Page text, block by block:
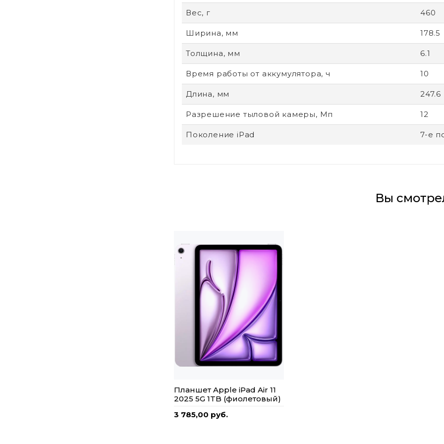
Вес, г 460
Ширина, мм 178.5
Толщина, мм 6.1
Время работы от аккумулятора, ч 10
Длина, мм 247.6
Разрешение тыловой камеры, Мп 12
Поколение iPad 7-е
Вы
Планшет Apple iPad Air 11
2025 5G 1TB (фиолетовый)
3 785,00 руб.